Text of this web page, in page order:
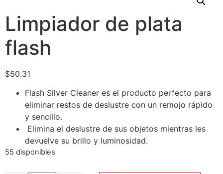
Limpiador de plata
flash
$50.31
Flash Silver Cleaner es el producto perfecto para
eliminar restos de deslustre con un remojo rápido
y sencillo.
Elimina el deslustre de sus objetos mientras les
devuelve su brillo y luminosidad.
55 disponibles